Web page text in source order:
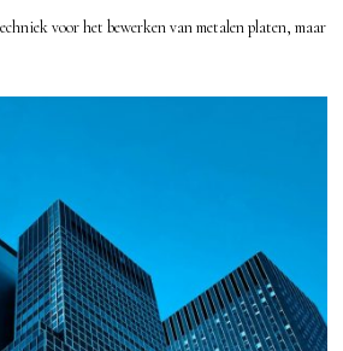
voor het bewerken van metalen platen, maar